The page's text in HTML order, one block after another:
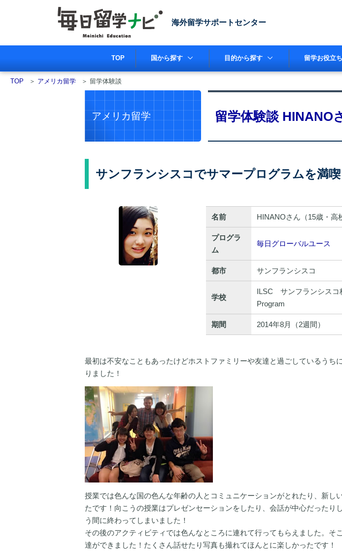
海外留学サポートセンター
TOP 国から探す 目的から探す 留学お役立
TOP ＞ アメリカ留学 ＞ 留学体験談
アメリカ留学 留学体験談 HINANO
サンフランシスコでサマープログラムを満喫
名前 HINANOさん（15歳・高
プログラ
ム
毎日グローバルユース
都市 サンフランシスコ
学校
ILSC サンフランシス
Program
期間 2014年8月（2週間）
最初は不安なこともあったけどホストファミリーや友達と過ごしているうち
りました！
授業では色んな国の色んな年齢の人とコミュニケーションがとれたり、新し
たです！向こうの授業はプレゼンセーションをしたり、会話が中心だったり
う間に終わってしまいました！
その後のアクティビティでは色んなところに連れて行ってもらえました。そ
達ができました！たくさん話せたり写真も撮れてほんとに楽しかったです！